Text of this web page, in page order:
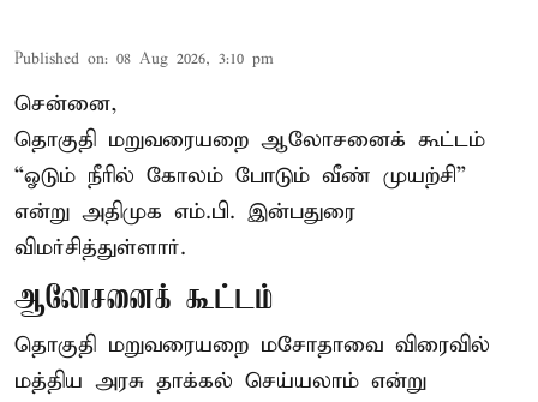
Published on: 08 Aug 2026, 3:10 pm
சென்னை,
தொகுதி மறுவரையறை ஆலோசனைக் கூட்டம்
“ஓடும் நீரில் கோலம் போடும் வீண் முயற்சி”
என்று அதிமுக எம்.பி. இன்பதுரை
விமர்சித்துள்ளார்.
ஆலோசனைக் கூட்டம்
தொகுதி மறுவரையறை மசோதாவை விரைவில்
மத்திய அரசு தாக்கல் செய்யலாம் என்று